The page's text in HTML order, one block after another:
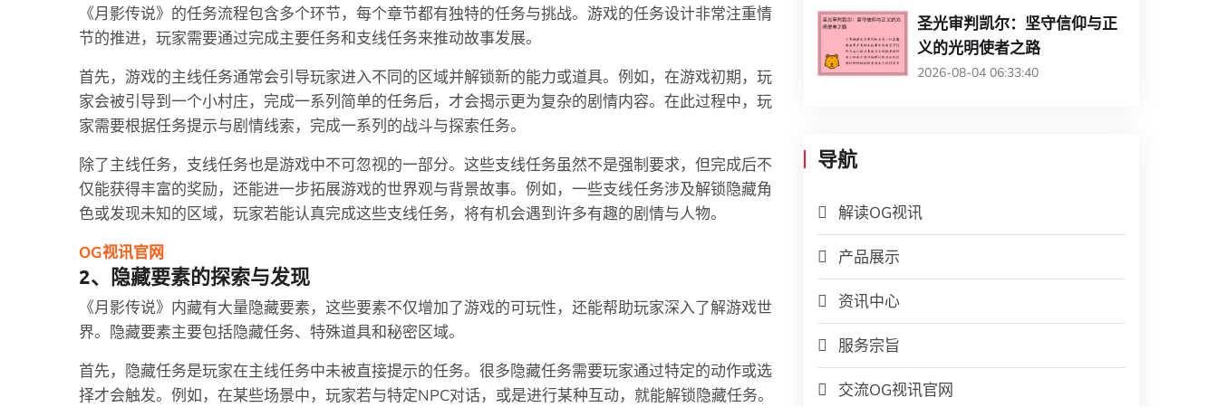
《月影传说》的任务流程包含多个环节，每个章节都有独特的任务与挑战。游戏的任务设计非常注重情
节的推进，玩家需要通过完成主要任务和支线任务来推动故事发展。
首先，游戏的主线任务通常会引导玩家进入不同的区域并解锁新的能力或道具。例如，在游戏初期，玩
家会被引导到一个小村庄，完成一系列简单的任务后，才会揭示更为复杂的剧情内容。在此过程中，玩
家需要根据任务提示与剧情线索，完成一系列的战斗与探索任务。
除了主线任务，支线任务也是游戏中不可忽视的一部分。这些支线任务虽然不是强制要求，但完成后不
仅能获得丰富的奖励，还能进一步拓展游戏的世界观与背景故事。例如，一些支线任务涉及解锁隐藏角
色或发现未知的区域，玩家若能认真完成这些支线任务，将有机会遇到许多有趣的剧情与人物。
OG视讯官网
2、隐藏要素的探索与发现
《月影传说》内藏有大量隐藏要素，这些要素不仅增加了游戏的可玩性，还能帮助玩家深入了解游戏世
界。隐藏要素主要包括隐藏任务、特殊道具和秘密区域。
首先，隐藏任务是玩家在主线任务中未被直接提示的任务。很多隐藏任务需要玩家通过特定的动作或选
择才会触发。例如，在某些场景中，玩家若与特定NPC对话，或是进行某种互动，就能解锁隐藏任务。
圣光审判凯尔：坚守信仰与正
义的光明使者之路
2026-08-04 06:33:40
导航
解读OG视讯
产品展示
资讯中心
服务宗旨
交流OG视讯官网